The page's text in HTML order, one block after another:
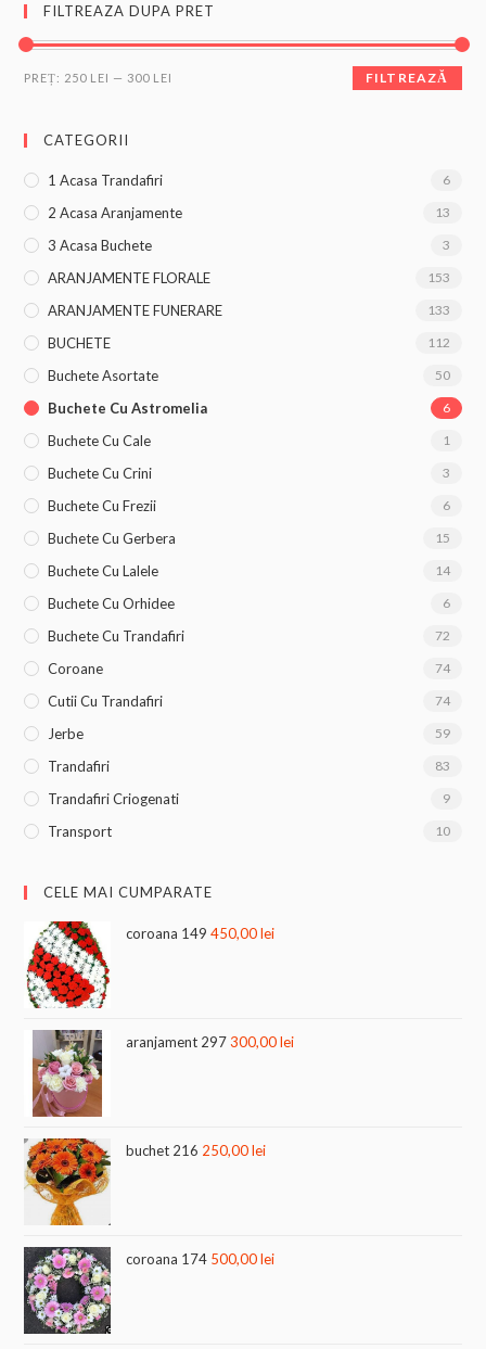
FILTREAZA DUPA PRET
FILTREAZĂ
PREȚ: 250 LEI — 300 LEI
CATEGORII
1 Acasa Trandafiri 6
2 Acasa Aranjamente 13
3 Acasa Buchete 3
ARANJAMENTE FLORALE 153
ARANJAMENTE FUNERARE 133
BUCHETE 112
Buchete Asortate 50
Buchete Cu Astromelia 6
Buchete Cu Cale 1
Buchete Cu Crini 3
Buchete Cu Frezii 6
Buchete Cu Gerbera 15
Buchete Cu Lalele 14
Buchete Cu Orhidee 6
Buchete Cu Trandafiri 72
Coroane 74
Cutii Cu Trandafiri 74
Jerbe 59
Trandafiri 83
Trandafiri Criogenati 9
Transport 10
CELE MAI CUMPARATE
coroana 149 450,00lei
aranjament 297 300,00lei
buchet 216 250,00lei
coroana 174 500,00lei